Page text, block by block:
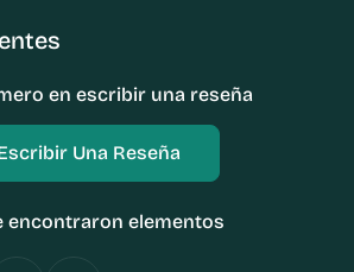
en escribir una reseña
Una Reseña
encontraron elementos